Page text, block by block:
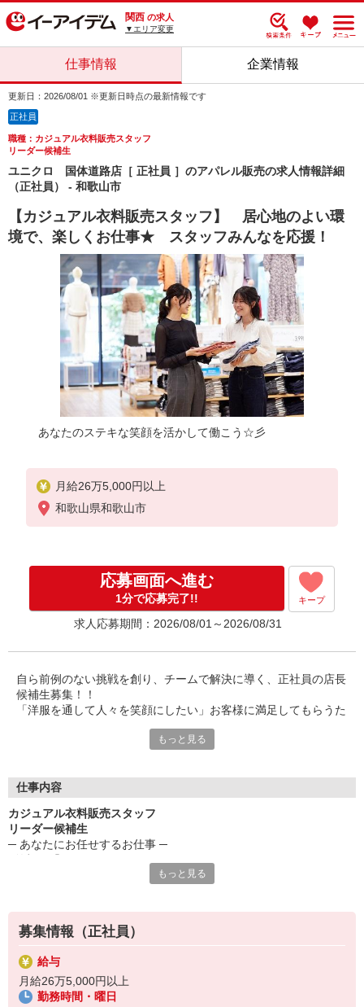
関西 の求人
▼エリア変更
仕事情報 企業情報
更新日：2026/08/01 ※更新日時点の最新情報です
正社員
職種：カジュアル衣料販売スタッフ
リーダー候補生
ユニクロ 国体道路店［ 正社員 ］のアパレル販売の求人情報詳細
（正社員） - 和歌山市
【カジュアル衣料販売スタッフ】 居心地のよい環
境で、楽しくお仕事★ スタッフみんなを応援！
あなたのステキな笑顔を活かして働こう☆彡
月給26万5,000円以上
和歌山県和歌山市
応募画面へ進む
1分で応募完了!! キープ
求人応募期間：2026/08/01～2026/08/31
自ら前例のない挑戦を創り、チームで解決に導く、正社員の店長
候補生募集！！
「洋服を通して人々を笑顔にしたい」お客様に満足してもらうた
スタッフ一人ひとりに気持ちよく仕事をしてもらいたいから、私
□ 困ったことがあったらスタッフ皆でフォローしあう
□ 悪い点だけでなく良い点もちゃんとフィードバックする
など、小さな心配りとチームワークでお互いを助け合っていま
また、しっかりした昇給・昇格制度なので、成長具合に合わせて
その時の目標を再確認できます。
― 気持ちよく働ける環境で、みんな成長できる
あなたも一緒に「ユニクロ」で働きませんか？ ―
もっと見る
仕事内容
カジュアル衣料販売スタッフ
リーダー候補生
─ あなたにお任せするお仕事 ─
まずは基本のあいさつを学び、接客・レジ・ミシン・商品整理・補
［ レジ接客 ］
お客様が「またユニクロに来たい」と思ってもらえるよう笑顔でお
見送りします。
最後まで丁寧な接客を一貫しましょう！
［ 補充 ］
棚に不足している商品を店頭に補充します。
もっと見る
募集情報（正社員）
給与
月給26万5,000円以上
勤務時間・曜日